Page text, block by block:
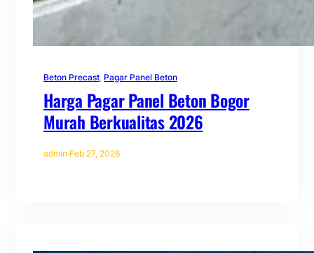
Beton Precast, Pagar Panel Beton
Harga Pagar Panel Beton Bogor
Murah Berkualitas 2026
admin·Feb 27, 2026